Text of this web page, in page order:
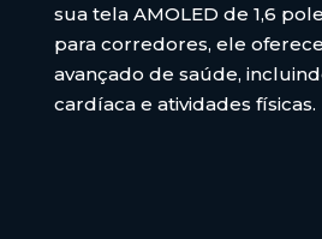
sua tela AMOLED de 1,6
para corredores, ele
avançado de saúde,
cardíaca e atividades físicas.